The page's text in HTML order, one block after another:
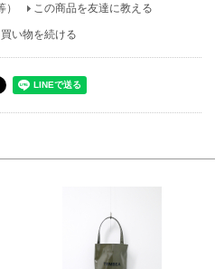
この商品を友達に教える
買い物を続ける